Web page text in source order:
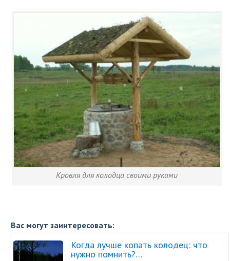
Кровля для колодца своими руками
Вас могут заинтересовать:
Когда лучше копать колодец: что
нужно помнить?…